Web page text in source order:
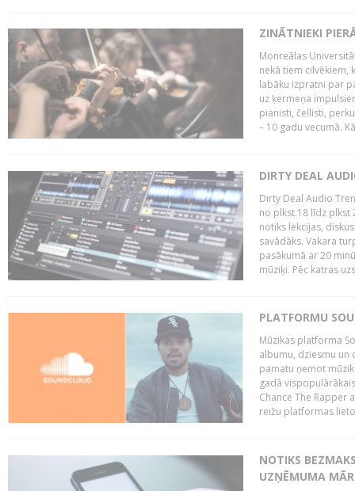
ZINĀTNIEKI
Monreālas
nekā tiem cilvēkiem,
labāku izpratni par
uz ķermeņa
pianisti, čellisti,
– 10 gadu vecumā.
DIRTY DEAL
Dirty Deal Audio
no plkst.18 līdz plkst
notiks lekcijas,
savādāks. Vakara
pasākumā ar 20
mūziķi. Pēc katras
PLATFORMU
Mūzikas platforma
albumu, dziesmu un
pamatu ņemot
gadā
Chance The Rapper
reižu platformas
NOTIKS
UZŅĒMUMA